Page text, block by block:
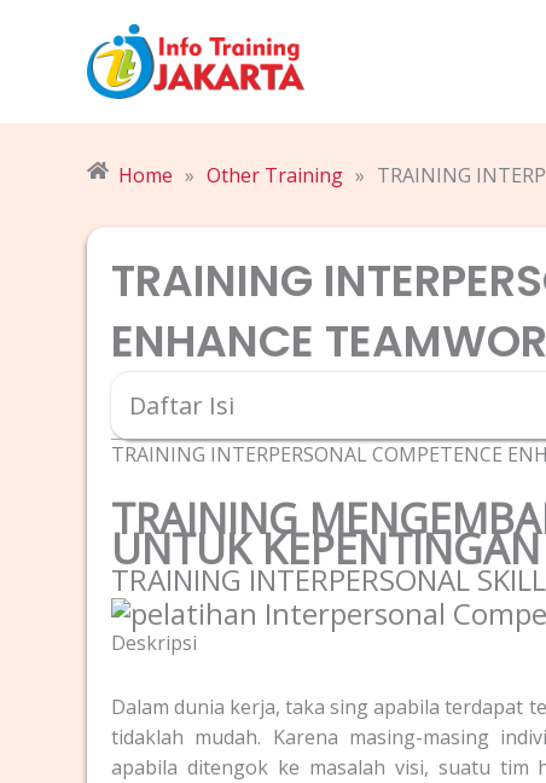
Home » Other Training » TRAINING
TRAINING
ENHANCE
Daftar Isi
TRAINING INTERPERSONAL COMPETENCE
TRAINING
UNTUK
TRAINING INTERPERSONAL SKILL
Deskripsi
Dalam dunia kerja, taka sing apabila terdapat
tidaklah mudah. Karena masing-masing
apabila ditengok ke masalah visi, suatu tim